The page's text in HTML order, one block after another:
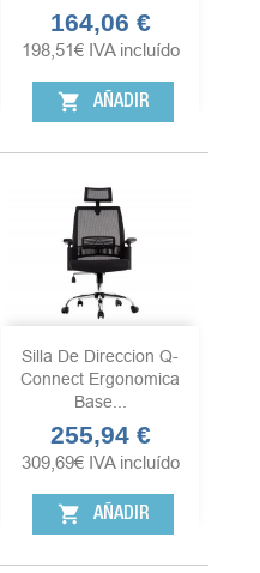
Precio
164,06 €
198,51€ IVA incluído
shopping_cart AÑADIR
Silla De Direccion Q-
Connect Ergonomica
Base...
Precio
255,94 €
309,69€ IVA incluído
shopping_cart AÑADIR